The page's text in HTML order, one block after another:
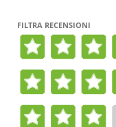
FILTRA RECENSIONI